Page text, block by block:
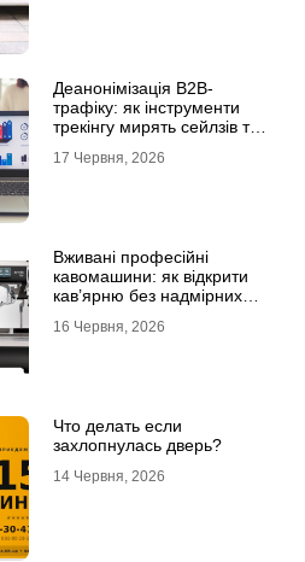
Деанонімізація B2B-
трафіку: як інструменти
трекінгу мирять сейлзів та
17 Червня, 2026
Вживані професійні
кавомашини: як відкрити
кав’ярню без надмірних
16 Червня, 2026
Что делать если
захлопнулась дверь?
14 Червня, 2026